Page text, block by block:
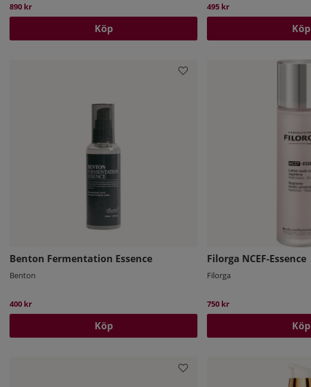
890 kr
Köp
495 kr
Köp
Benton Fermentation Essence
Benton
400 kr
Köp
Filorga NCEF-Essence
Filorga
750 kr
Köp